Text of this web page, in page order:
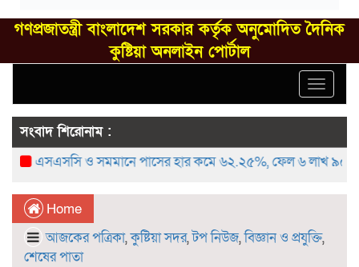
গণপ্রজাতন্ত্রী বাংলাদেশ সরকার কর্তৃক অনুমোদিত দৈনিক
কুষ্টিয়া অনলাইন পোর্টাল
Toggle
সংবাদ শিরোনাম :
এসএসসি ও সমমানে পাসের হার কমে ৬২.২৫%, ফেল ৬ লাখ ৯০ হাজার
Home
আজকের পত্রিকা,কুষ্টিয়া সদর,টপ নিউজ,বিজ্ঞান ও প্রযুক্তি,
শেষের পাতা